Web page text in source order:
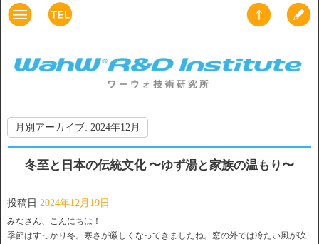
月別アーカイブ: 2024年12月
冬至と日本の伝統文化 〜ゆず湯と家族の温もり〜
投稿日 2024年12月19日
みなさん、こんにちは！
季節はすっかり冬。寒さが厳しくなってきましたね。窓の外では冷たい風が吹